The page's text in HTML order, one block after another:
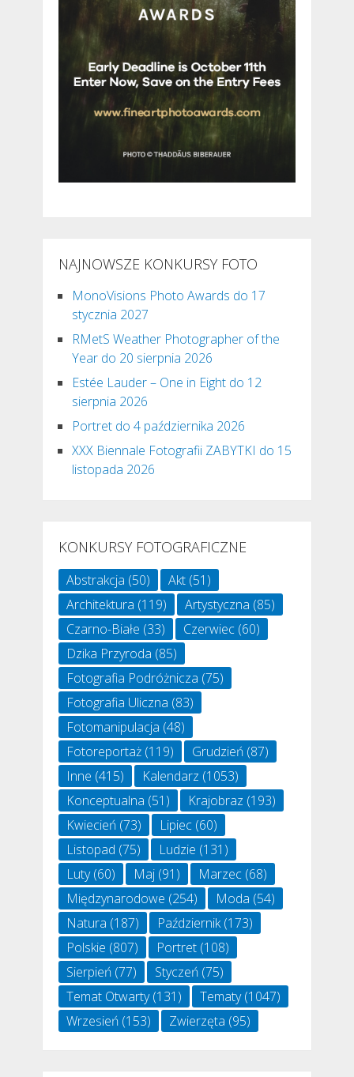
NAJNOWSZE KONKURSY FOTO
MonoVisions Photo Awards do 17
stycznia 2027
RMetS Weather Photographer of the
Year do 20 sierpnia 2026
Estée Lauder – One in Eight do 12
sierpnia 2026
Portret do 4 października 2026
XXX Biennale Fotografii ZABYTKI do 15
listopada 2026
KONKURSY FOTOGRAFICZNE
Abstrakcja (50) Akt(51)
Architektura (119) Artystyczna (85)
Czarno-Białe (33) Czerwiec(60)
Dzika Przyroda (85)
Fotografia Podróżnicza (75)
Fotografia Uliczna (83)
Fotomanipulacja (48)
Fotoreportaż(119) Grudzień(87)
Inne (415) Kalendarz (1053)
Konceptualna (51) Krajobraz (193)
Kwiecień(73) Lipiec(60)
Listopad (75) Ludzie (131)
Luty(60) Maj(91) Marzec(68)
Międzynarodowe (254) Moda (54)
Natura (187) Październik(173)
Polskie (807) Portret(108)
Sierpień(77) Styczeń(75)
Temat Otwarty(131) Tematy(1047)
Wrzesień(153) Zwierzęta (95)